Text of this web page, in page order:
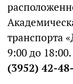
транспорта
9:00 до
(3952) 42-